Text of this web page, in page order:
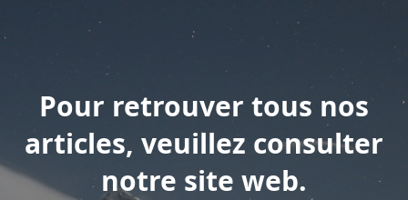
Pour retrouver tous nos
articles, veuillez consulter
notre site web.